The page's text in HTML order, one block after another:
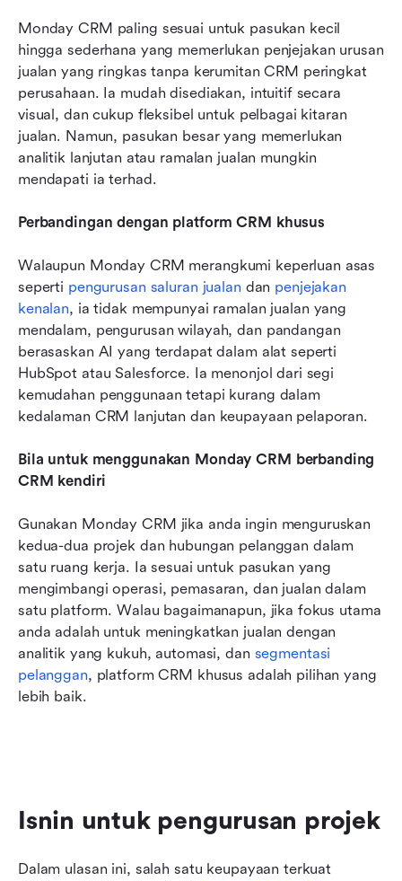
Monday CRM paling sesuai untuk pasukan kecil
hingga sederhana yang memerlukan penjejakan urusan
jualan yang ringkas tanpa kerumitan CRM peringkat
perusahaan. Ia mudah disediakan, intuitif secara
visual, dan cukup fleksibel untuk pelbagai kitaran
jualan. Namun, pasukan besar yang memerlukan
analitik lanjutan atau ramalan jualan mungkin
mendapati ia terhad.
Perbandingan dengan platform CRM khusus
Walaupun Monday CRM merangkumi keperluan asas
seperti pengurusan saluran jualan dan penjejakan
kenalan, ia tidak mempunyai ramalan jualan yang
mendalam, pengurusan wilayah, dan pandangan
berasaskan AI yang terdapat dalam alat seperti
HubSpot atau Salesforce. Ia menonjol dari segi
kemudahan penggunaan tetapi kurang dalam
kedalaman CRM lanjutan dan keupayaan pelaporan.
Bila untuk menggunakan Monday CRM berbanding
CRM kendiri
Gunakan Monday CRM jika anda ingin menguruskan
kedua-dua projek dan hubungan pelanggan dalam
satu ruang kerja. Ia sesuai untuk pasukan yang
mengimbangi operasi, pemasaran, dan jualan dalam
satu platform. Walau bagaimanapun, jika fokus utama
anda adalah untuk meningkatkan jualan dengan
analitik yang kukuh, automasi, dan segmentasi
pelanggan, platform CRM khusus adalah pilihan yang
lebih baik.
Isnin untuk pengurusan projek
Dalam ulasan ini, salah satu keupayaan terkuat